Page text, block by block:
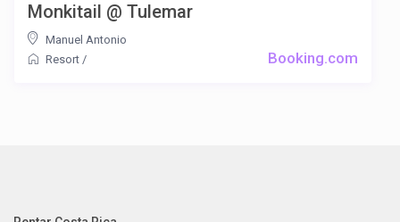
Booking.com
Monkitail @ Tulemar
Manuel Antonio
Resort /